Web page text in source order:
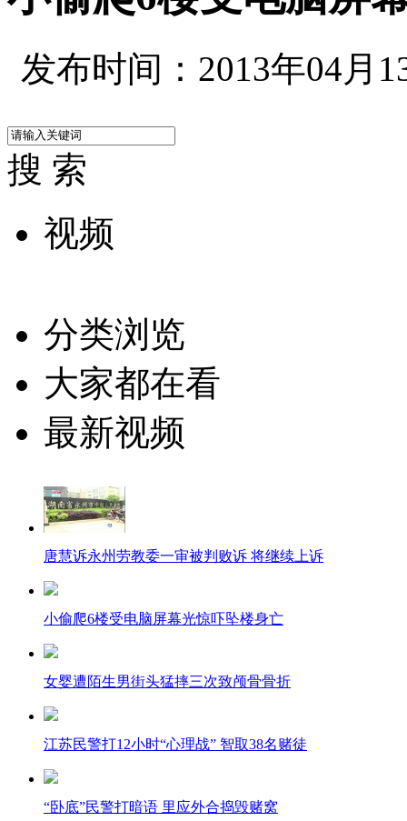
发布时间：2013年04月
搜 索
视频
分类浏览
大家都在看
最新视频
唐慧诉永州劳教委一审被判败诉 将继续上诉
小偷爬6楼受电脑屏幕光惊吓坠楼身亡
女婴遭陌生男街头猛摔三次致颅骨骨折
江苏民警打12小时“心理战” 智取38名赌徒
“卧底”民警打暗语 里应外合捣毁赌窝